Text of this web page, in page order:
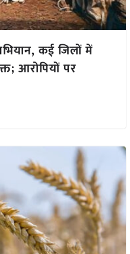
कई जिलों में
आरोपियों पर